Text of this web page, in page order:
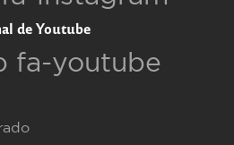
de Youtube
fa-youtube